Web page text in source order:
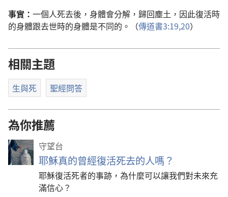
事實： 一個人死去後，身體會分解，歸回塵土，因此復活時
的身體跟去世時的身體是不同的。（傳道書3:19,20）
相關主題
生與死 聖經問答
為你推薦
守望台
耶穌真的曾經復活死去的人嗎？
耶穌復活死者的事跡，為什麼可以讓我們對未來充
滿信心？